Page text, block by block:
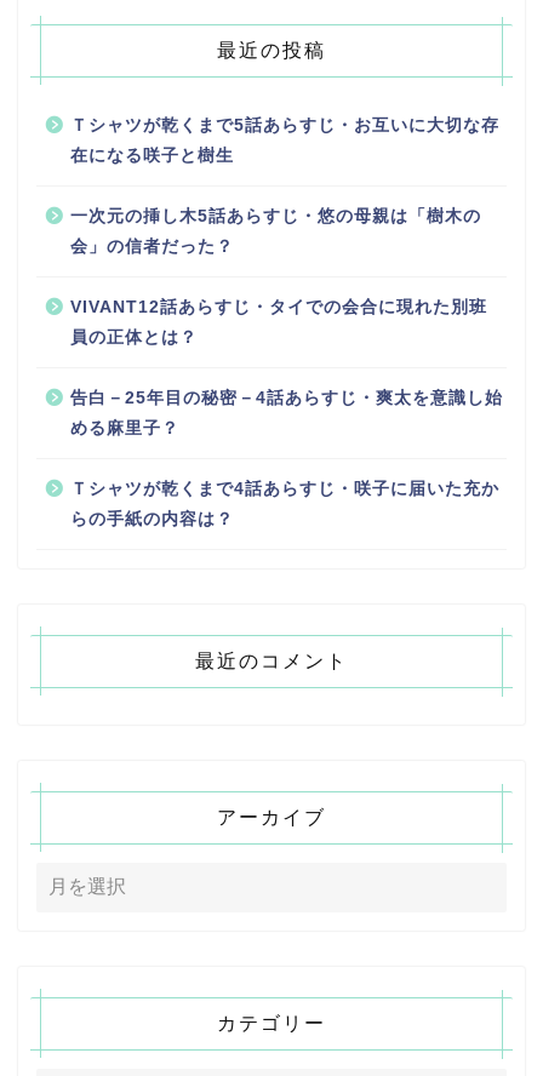
最近の投稿
Ｔシャツが乾くまで5話あらすじ・お互いに大切な存
在になる咲子と樹生
一次元の挿し木5話あらすじ・悠の母親は「樹木の
会」の信者だった？
VIVANT12話あらすじ・タイでの会合に現れた別班
員の正体とは？
告白－25年目の秘密－4話あらすじ・爽太を意識し始
める麻里子？
Ｔシャツが乾くまで4話あらすじ・咲子に届いた充か
らの手紙の内容は？
最近のコメント
アーカイブ
カテゴリー